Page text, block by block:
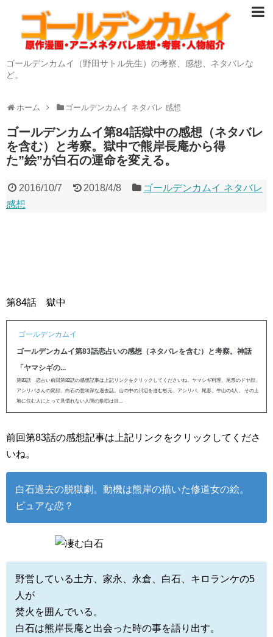
ゴールデンカムイ（野田サトル先生）の考察、感想、ネタバレな
ど。
ホーム ゴールデンカムイ ネタバレ 感想
ゴールデンカムイ第84話獄中の感想（ネタバレ
を含む）と考察。獄中で熊岸長庵から得
た”絵”が白石の運命を変える。
2016/10/7 2018/4/8
ゴールデンカムイ ネタバレ
感想
第84話 獄中
ゴールデンカムイ
ゴールデンカムイ第83話恋占いの感想（ネタバレを含む）と考察。神話
「ヤマシギの...
第83話 恋占い前回第82話の感想記事は上記リンクをクリックしてくださいね。ヤマシギ料理。尾形のドヤ顔、
アシリパさんの変顔、白石の意味深な過去話。山の中の川辺を進む杉元、アシリパ、尾形、牛山の4人。 その土
地に住む人にとって見慣れない人間の集団は目...
前回第83話の感想記事は上記リンクをクリックしてくださ
いね。
白石過去の脱獄劇。動機は熊岸の描いた修道女の絵。
ピュアな恋？
野営している土方、家永、永倉、白石、キロランケの5
人が
焚火を囲んでいる。
白石は熊岸長庵と出会った時の事を語り出す。